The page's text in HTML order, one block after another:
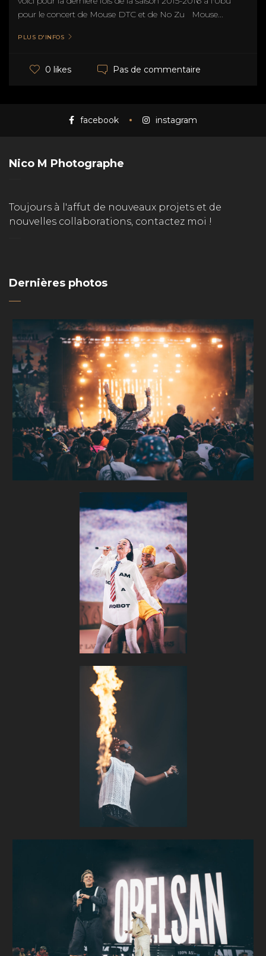
pour le concert de Mouse DTC et de No Zu Mouse...
PLUS D'INFOS
0 likes Pas de commentaire
facebook instagram
Nico M Photographe
Toujours à l'affut de nouveaux projets et de
nouvelles collaborations, contactez moi !
Dernières photos